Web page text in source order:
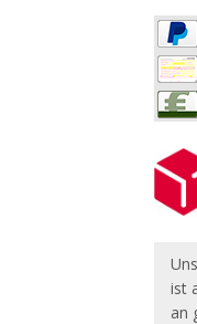
ist
an